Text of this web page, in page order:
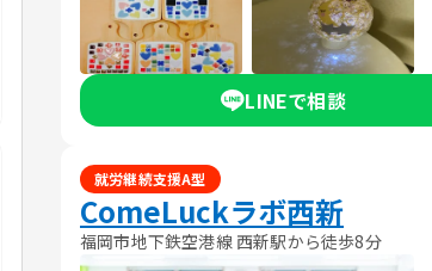
LINEで相談
就労継続支援A型
ComeLuckラボ西新
福岡市地下鉄空港線 西新駅から徒歩8分